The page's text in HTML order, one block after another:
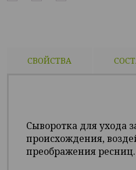
СВОЙСТВА
Сыворотка для ухода
происхождения,
преображения ресниц.